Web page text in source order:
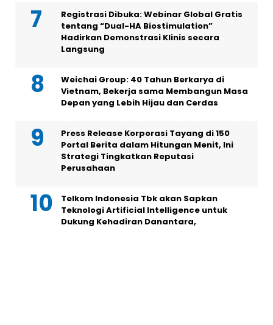
Registrasi Dibuka: Webinar Global Gratis
tentang “Dual-HA Biostimulation”
Hadirkan Demonstrasi Klinis secara
Langsung
Weichai Group: 40 Tahun Berkarya di
Vietnam, Bekerja sama Membangun Masa
Depan yang Lebih Hijau dan Cerdas
Press Release Korporasi Tayang di 150
Portal Berita dalam Hitungan Menit, Ini
Strategi Tingkatkan Reputasi
Perusahaan
Telkom Indonesia Tbk akan Sapkan
Teknologi Artificial Intelligence untuk
Dukung Kehadiran Danantara,